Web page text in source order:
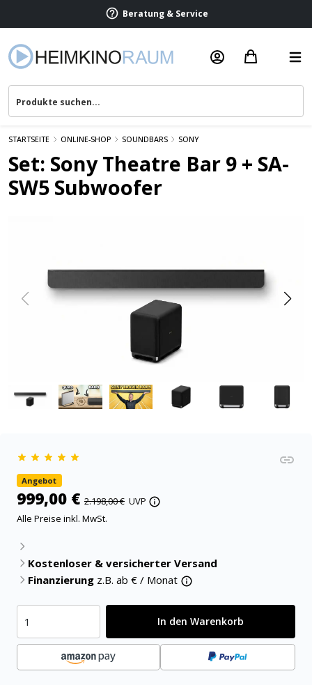
Beratung & Service
STARTSEITE ONLINE-SHOP SOUNDBARS SONY
Set: Sony Theatre Bar 9 + SA-
SW5 Subwoofer
Angebot
999,00 € 2.198,00 € UVP
Alle Preise inkl. MwSt.
Kostenloser & versicherter Versand
Finanzierung z.B. ab € / Monat
In den Warenkorb